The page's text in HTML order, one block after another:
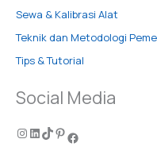
Sewa & Kalibrasi Alat
Teknik dan Metodologi
Tips & Tutorial
Social Media